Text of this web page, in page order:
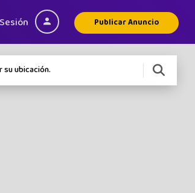
Publicar Anuncio